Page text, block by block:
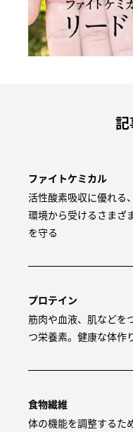
記
ファイトケミカル
活性酸素吸収に優れる
環境から受けるさまざ
を守る
プロテイン
筋肉や血液、肌などを
つ栄養素。健康な体作
食物繊維
体の機能を調整するた